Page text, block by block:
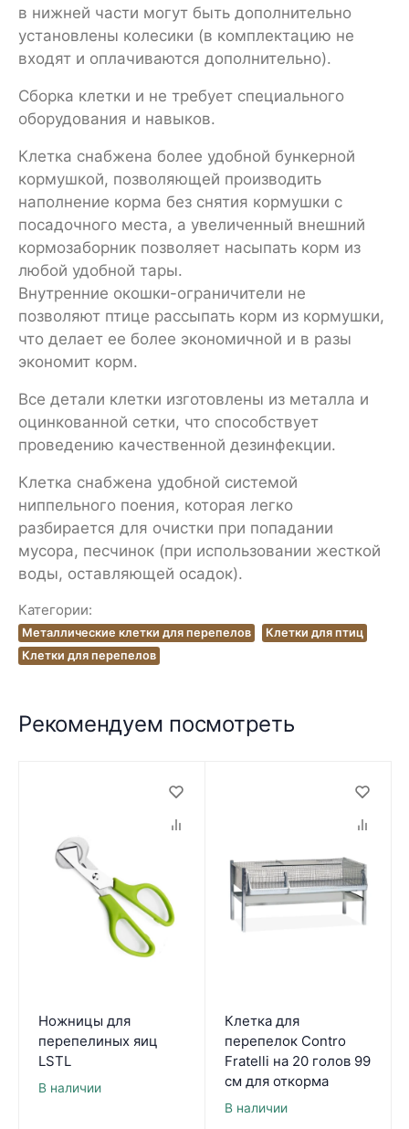
в нижней части могут быть дополнительно
установлены колесики (в комплектацию не
входят и оплачиваются дополнительно).
Сборка клетки и не требует специального
оборудования и навыков.
Клетка снабжена более удобной бункерной
кормушкой, позволяющей производить
наполнение корма без снятия кормушки с
посадочного места, а увеличенный внешний
кормозаборник позволяет насыпать корм из
любой удобной тары.
Внутренние окошки-ограничители не
позволяют птице рассыпать корм из кормушки,
что делает ее более экономичной и в разы
экономит корм.
Все детали клетки изготовлены из металла и
оцинкованной сетки, что способствует
проведению качественной дезинфекции.
Клетка снабжена удобной системой
ниппельного поения, которая легко
разбирается для очистки при попадании
мусора, песчинок (при использовании жесткой
воды, оставляющей осадок).
Категории:
Металлические клетки для перепелов
Клетки для птиц
Клетки для перепелов
Рекомендуем посмотреть
Ножницы для
перепелиных яиц
LSTL
В наличии
Клетка для
перепелок Contro
Fratelli на 20 голов 99
см для откорма
В наличии